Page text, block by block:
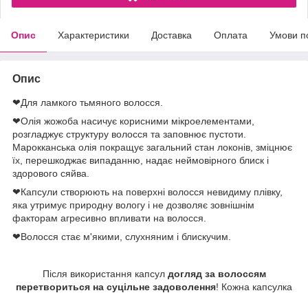
Опис Характеристики Доставка Оплата Умови
Опис
❤Для ламкого тьмяного волосся.
❤Олія жожоба насичує корисними мікроелементами,
розгладжує структуру волосся та заповнює пустоти.
Марокканська олія покращує загальний стан локонів, зміцнює
їх, перешкоджає випаданню, надає неймовірного блиск і
здорового сяйва.
❤Капсули створюють на поверхні волосся невидиму плівку,
яка утримує природну вологу і не дозволяє зовнішнім
факторам агресивно впливати на волосся.
❤Волосся стає м'якими, слухняним і блискучим.
Після використання капсул догляд за волоссям
перетвориться на суцільне задоволення! Кожна капсулка